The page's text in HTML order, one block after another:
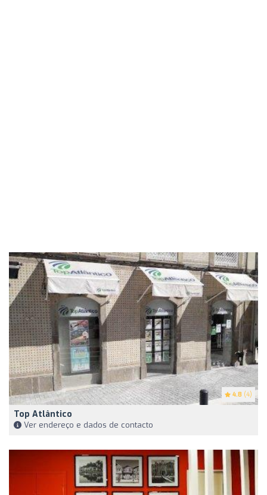
4.8 (4)
Top Atlântico
Ver endereço e dados de contacto